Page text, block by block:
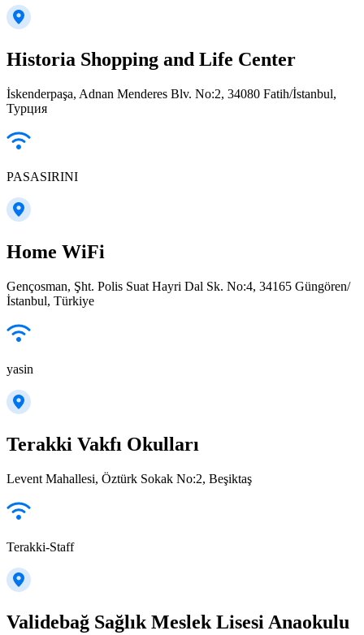
Historia Shopping and Life Center
İskenderpaşa, Adnan Menderes Blv. No:2, 34080 Fatih/İstanbul,
Турция
PASASIRINI
Home WiFi
Gençosman, Şht. Polis Suat Hayri Dal Sk. No:4, 34165 Güngören/
İstanbul, Türkiye
yasin
Terakki Vakfı Okulları
Levent Mahallesi, Öztürk Sokak No:2, Beşiktaş
Terakki-Staff
Validebağ Sağlık Meslek Lisesi Anaokulu